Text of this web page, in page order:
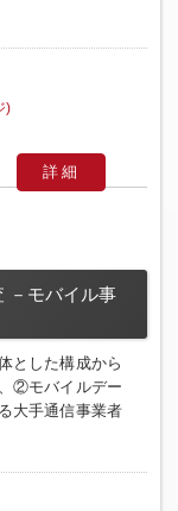
)
詳細
－モバイル事
とした構成から
②モバイルデー
大手通信事業者